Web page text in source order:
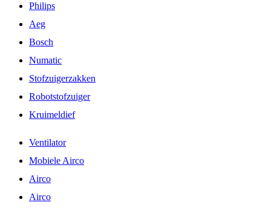
Philips
Aeg
Bosch
Numatic
Stofzuigerzakken
Robotstofzuiger
Kruimeldief
Ventilator
Mobiele Airco
Airco
Airco